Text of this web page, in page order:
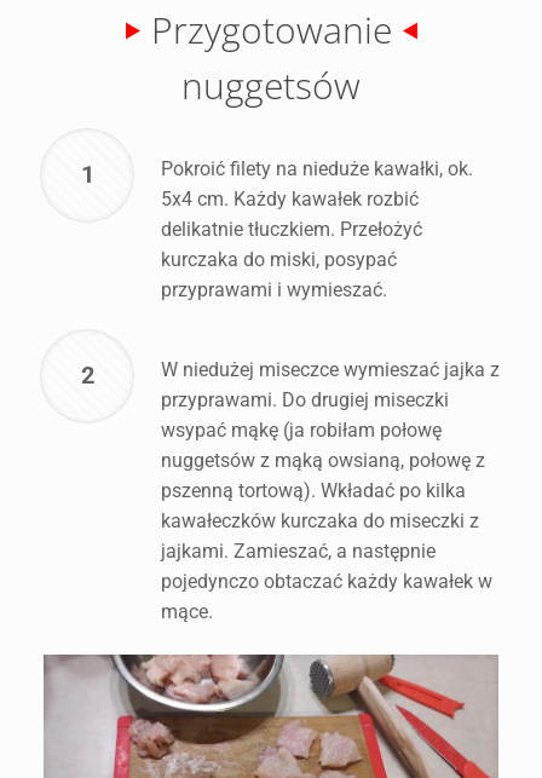
Przygotowanie
nuggetsów
1
Pokroić filety na nieduże kawałki, ok.
5x4 cm. Każdy kawałek rozbić
delikatnie tłuczkiem. Przełożyć
kurczaka do miski, posypać
przyprawami i wymieszać.
2
W niedużej miseczce wymieszać jajka z
przyprawami. Do drugiej miseczki
wsypać mąkę (ja robiłam połowę
nuggetsów z mąką owsianą, połowę z
pszenną tortową). Wkładać po kilka
kawałeczków kurczaka do miseczki z
jajkami. Zamieszać, a następnie
pojedynczo obtaczać każdy kawałek w
mące.